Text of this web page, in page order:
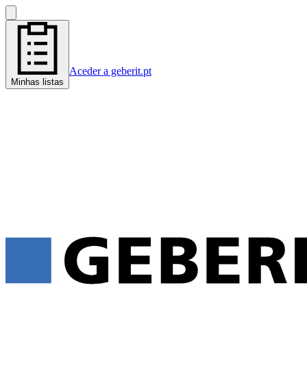
Minhas listas
Aceder a geberit.pt